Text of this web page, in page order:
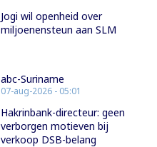
Jogi wil openheid over
miljoenensteun aan SLM
abc-Suriname
07-aug-2026 - 05:01
Hakrinbank-directeur: geen
verborgen motieven bij
verkoop DSB-belang